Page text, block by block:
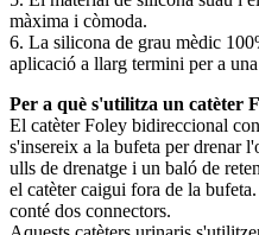
màxima i còmoda.
6. La silicona de grau mèdic
aplicació a llarg termini per a
Per a què s'utilitza un catèter
El catèter Foley bidireccional
s'insereix a la bufeta per drenar
ulls de drenatge i un baló de
el catèter caigui fora de la
conté dos connectors.